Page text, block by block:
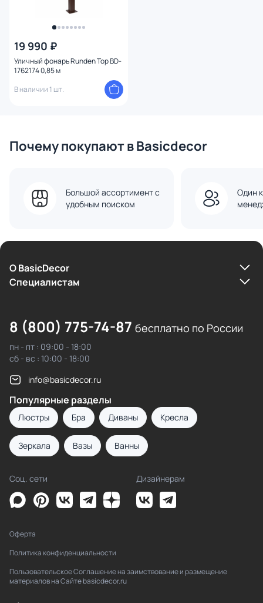
19 990 ₽
Уличный фонарь Runden Тор BD-
1762174 0,85 м
В наличии 1 шт.
Почему покупают в Basicdecor
Большой ассортимент с
удобным поиском
Один
О BasicDecor
Cпециалистам
8 (800) 775-74-87 бесплатно по России
пн - пт : 09:00 - 18:00
сб - вс : 10:00 - 18:00
info@basicdecor.ru
Популярные разделы
Люстры Бра Диваны Кресла
Зеркала Вазы Ванны
Соц. сети Дизайнерам
Оферта
Политика конфиденциальности
Пользовательское Соглашение на заимствование и размещение
материалов на Сайте basicdecor.ru